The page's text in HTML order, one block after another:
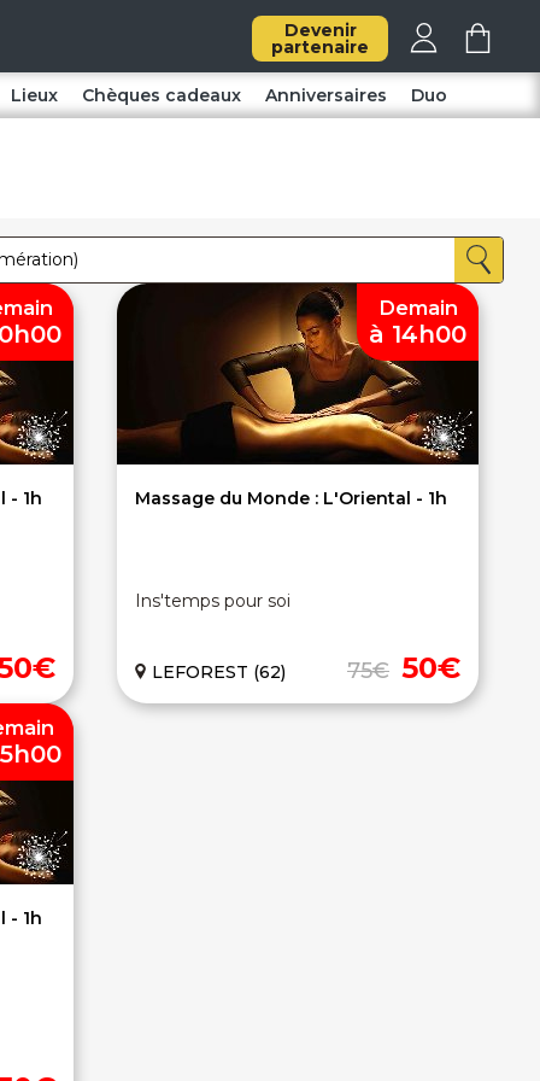
Devenir
partenaire
Lieux Chèques cadeaux Anniversaires Duo
- 1h Massage du Monde : L'Oriental - 1h
Ins'temps pour soi
75€ 50€
LEFOREST (62)
Demain
à 14h00
- 1h